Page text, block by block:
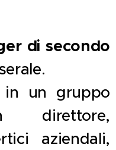
di secondo
in un gruppo
direttore,
aziendali,